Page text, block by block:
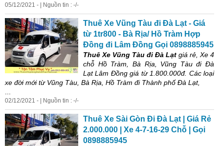
05/12/2021 - | Nguồn tin : -/-
Thuê Xe Vũng Tàu đi Đà Lạt - Giá
từ 1tr800 - Bà Rịa/ Hồ Tràm Hợp
Đồng đi Lâm Đồng Gọi 0898885945
Thuê Xe Vũng Tàu đi Đà Lạt giá rẻ, Xe 4
chỗ Hồ Tràm, Bà Rịa , Vũng Tàu đi Đà
Lạt Lâm Đồng giá từ 1.800.000đ. Các loại
xe đời mới từ Vũng Tàu, Bà Rịa , Hồ Tràm đi Thành phố Đà Lạt,
02/12/2021 - | Nguồn tin : -/-
Thuê Xe Sài Gòn Đi Đà Lạt | Giá Rẻ
2.000.000 | Xe 4-7-16-29 Chỗ | Gọi
0898885945